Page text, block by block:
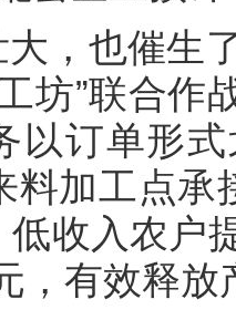
，也催生
坊”联合作
以订单形
料加工点承
收入农户
，有效释